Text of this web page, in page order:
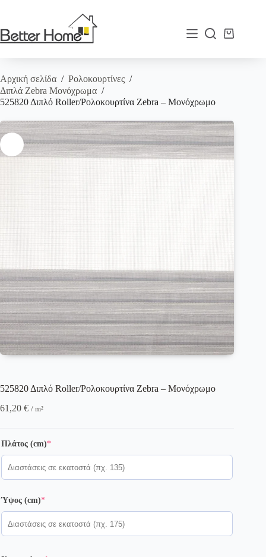
Καλάθι
Αρχική σελίδα / Ρολοκουρτίνες /
Διπλά Zebra Μονόχρωμα /
525820 Διπλό Roller/Ρολοκουρτίνα Zebra – Μονόχρωμο
525820 Διπλό Roller/Ρολοκουρτίνα Zebra – Μονόχρωμο
61,20 € / m²
Πλάτος (cm)*(required)
Ύψος (cm)*(required)